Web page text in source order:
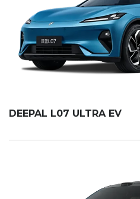
DEEPAL L07 ULTRA EV